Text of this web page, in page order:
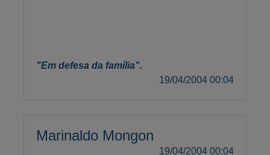
"Em defesa da família".
19/04/2004 00:04
Marinaldo Mongon
19/04/2004 00:04